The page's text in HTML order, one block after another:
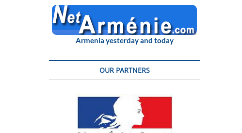
Armenia yesterday and today
OUR PARTNERS